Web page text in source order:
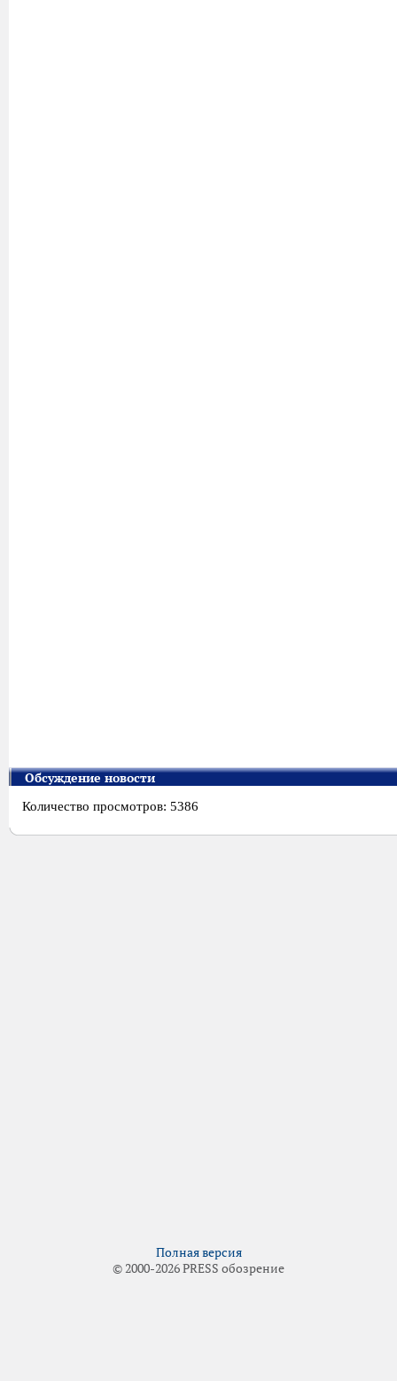
Обсуждение новости
Количество просмотров: 5386
Полная версия
© 2000-2026 PRESS обозрение